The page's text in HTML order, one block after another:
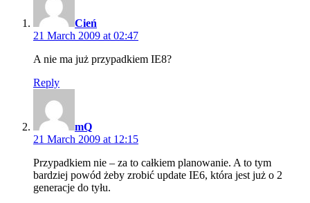
Cień
21 March 2009 at 02:47
A nie ma już przypadkiem IE8?
Reply
mQ
21 March 2009 at 12:15
Przypadkiem nie – za to całkiem planowanie. A to tym
bardziej powód żeby zrobić update IE6, która jest już o 2
generacje do tyłu.